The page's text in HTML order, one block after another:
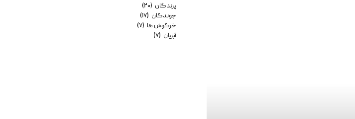
پرندگان (۲۰)
جوندگان (۱۷)
خرگوش ها (۷)
آبزیان (۷)